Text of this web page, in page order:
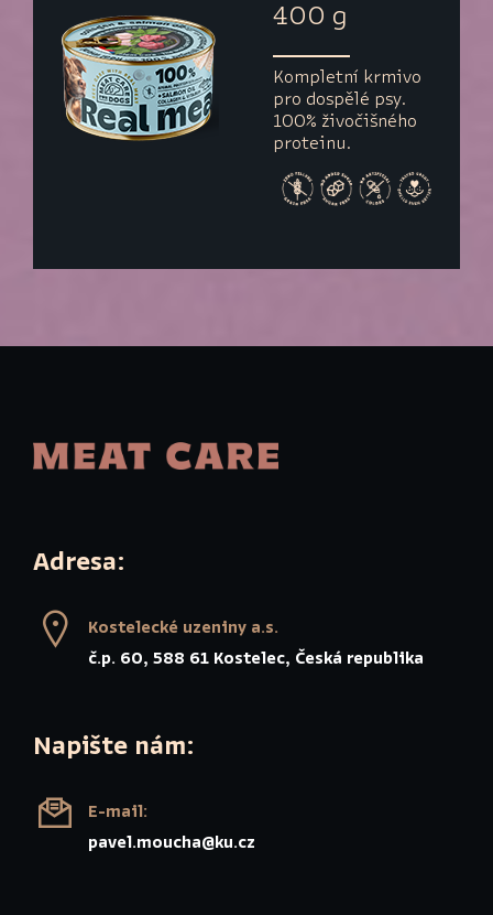
400 g
Kompletní krmivo
pro dospělé psy.
100% živočišného
proteinu.
Adresa:
Kostelecké uzeniny a.s.
č.p. 60, 588 61 Kostelec, Česká republika
Napište nám:
E-mail:
pavel.moucha@ku.cz